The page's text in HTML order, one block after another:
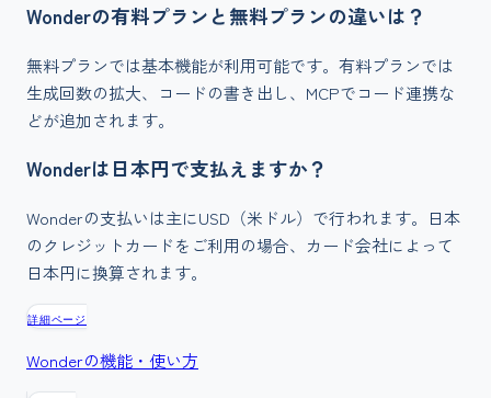
Wonderの有料プランと無料プランの違いは？
無料プランでは基本機能が利用可能です。有料プランでは
生成回数の拡大、コードの書き出し、MCPでコード連携な
どが追加されます。
Wonderは日本円で支払えますか？
Wonderの支払いは主にUSD（米ドル）で行われます。日本
のクレジットカードをご利用の場合、カード会社によって
日本円に換算されます。
詳細ページ
Wonderの機能・使い方